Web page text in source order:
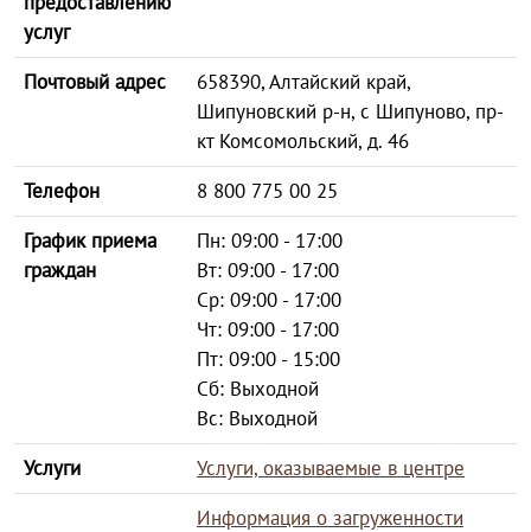
услуг
Почтовый адрес
658390, Алтайский край,
Шипуновский р-н, с Шипуново, пр-
кт Комсомольский, д. 46
Телефон
8 800 775 00 25
График приема
граждан
Пн: 09:00 - 17:00
Вт: 09:00 - 17:00
Ср: 09:00 - 17:00
Чт: 09:00 - 17:00
Пт: 09:00 - 15:00
Сб: Выходной
Вс: Выходной
Услуги
Услуги, оказываемые в центре
Информация о загруженности